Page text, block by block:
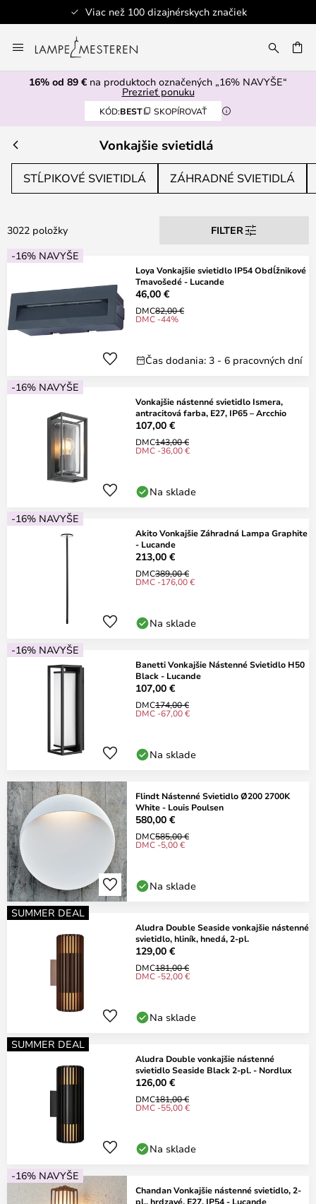
Bezpečná platba
to
Content
16% od 89 € na produktoch označených „16% NAVYŠE“
Prezrieť ponuku
KÓD:BEST SKOPÍROVAŤ
Vonkajšie svietidlá
STĹPIKOVÉ SVIETIDLÁ ZÁHRADNÉ SVIETIDLÁ
3022 položky
FILTER
-16% NAVYŠE
Loya Vonkajšie svietidlo IP54 Obdĺžnikové
Tmavošedé - Lucande
46,00 €
DMC82,00 €
DMC -44%
Čas dodania: 3 - 6 pracovných dní
-16% NAVYŠE
Vonkajšie nástenné svietidlo Ismera,
antracitová farba, E27, IP65 – Arcchio
107,00 €
DMC143,00 €
DMC -36,00 €
Na sklade
-16% NAVYŠE
Akito Vonkajšie Záhradná Lampa Graphite
- Lucande
213,00 €
DMC389,00 €
DMC -176,00 €
Na sklade
-16% NAVYŠE
Banetti Vonkajšie Nástenné Svietidlo H50
Black - Lucande
107,00 €
DMC174,00 €
DMC -67,00 €
Na sklade
Flindt Nástenné Svietidlo Ø200 2700K
White - Louis Poulsen
580,00 €
DMC585,00 €
DMC -5,00 €
Na sklade
SUMMER DEAL
Aludra Double Seaside vonkajšie nástenné
svietidlo, hliník, hnedá, 2-pl.
129,00 €
DMC181,00 €
DMC -52,00 €
Na sklade
SUMMER DEAL
Aludra Double vonkajšie nástenné
svietidlo Seaside Black 2-pl. - Nordlux
126,00 €
DMC181,00 €
DMC -55,00 €
Na sklade
-16% NAVYŠE
Chandan Vonkajšie nástenné svietidlo, 2-
pl., hrdzavé, E27, IP54 - Lucande